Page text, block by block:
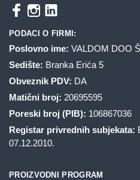
PODACI O FIRMI:
Poslovno ime: VALDOM DOO
Sedište: Branka Erića 5
Obveznik PDV: DA
Matični broj: 20695595
Poreski broj (PIB): 106867036
Registar privrednih subjekata:
07.12.2010.
PROIZVODNI PROGRAM